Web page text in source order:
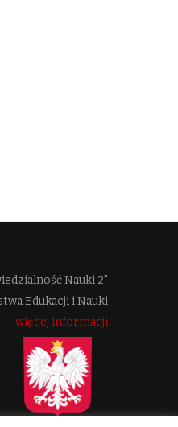
Nauki 2”
Edukacji i Nauki
więcej informacji